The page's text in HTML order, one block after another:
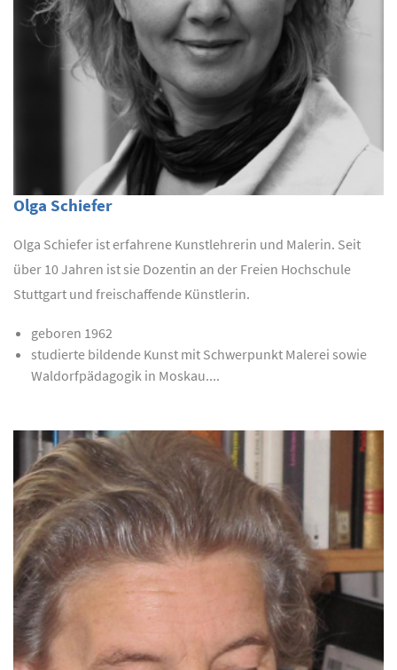
Olga Schiefer
Olga Schiefer ist erfahrene Kunstlehrerin und Malerin. Seit
über 10 Jahren ist sie Dozentin an der Freien Hochschule
Stuttgart und freischaffende Künstlerin.
geboren 1962
studierte bildende Kunst mit Schwerpunkt Malerei sowie
Waldorfpädagogik in Moskau....